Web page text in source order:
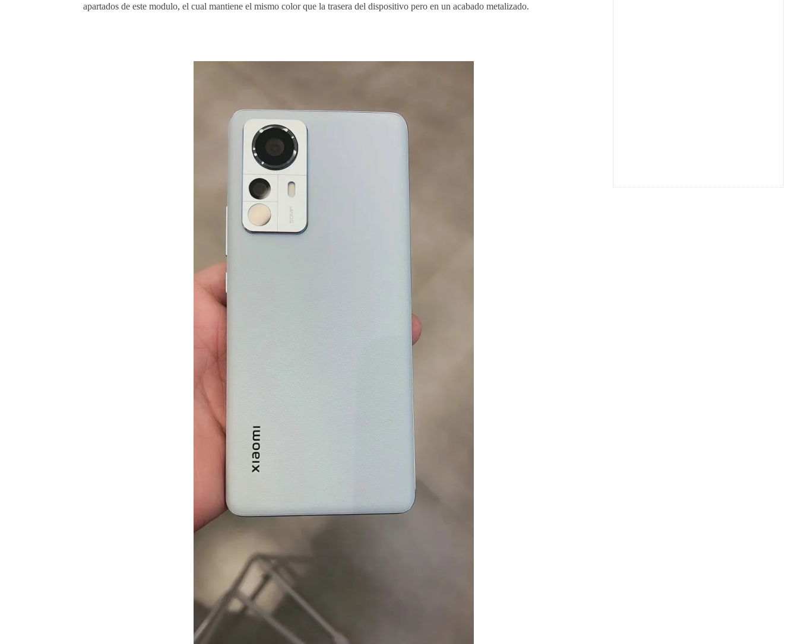
apartados de este modulo, el cual mantiene el mismo color que la trasera del dispositivo pero en un acabado metalizado.